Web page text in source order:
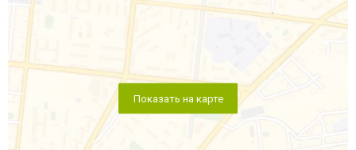
Показать на карте